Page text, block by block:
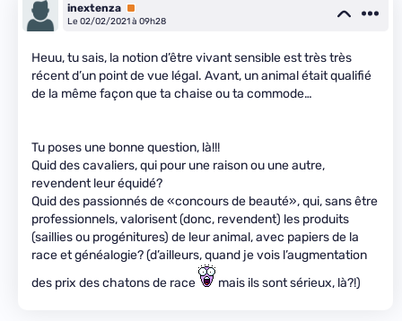
inextenza Premium
Le 02/02/2021 à 09h28
Heuu, tu sais, la notion d’être vivant sensible est très très
récent d’un point de vue légal. Avant, un animal était qualifié
de la même façon que ta chaise ou ta commode…
Tu poses une bonne question, là!!!
Quid des cavaliers, qui pour une raison ou une autre,
revendent leur équidé?
Quid des passionnés de «concours de beauté», qui, sans être
professionnels, valorisent (donc, revendent) les produits
(saillies ou progénitures) de leur animal, avec papiers de la
race et généalogie? (d’ailleurs, quand je vois l’augmentation
des prix des chatons de race
mais ils sont sérieux, là?!)